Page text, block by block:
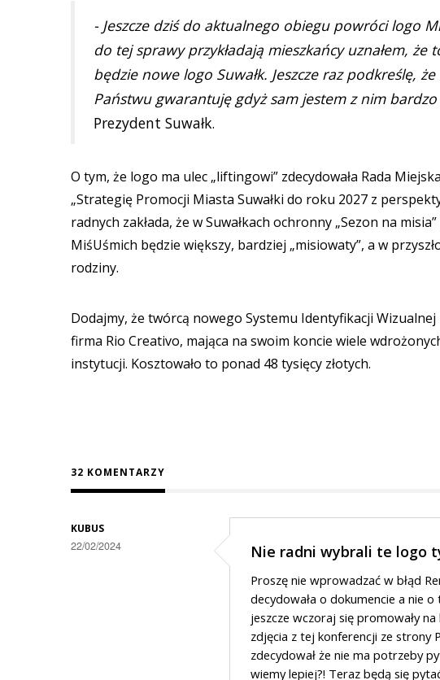
- Jeszcze dziś do aktualnego obiegu powróci logo
do tej sprawy przykładają mieszkańcy uznałem,
będzie nowe logo Suwałk. Jeszcze raz podkreślę,
Państwu gwarantuję gdyż sam jestem z nim bardzo
Prezydent Suwałk.
O tym, że logo ma ulec „liftingowi” zdecydowała Rada
„Strategię Promocji Miasta Suwałki do roku 2027 z
radnych zakłada, że w Suwałkach ochronny „Sezon na
MiśUśmich będzie większy, bardziej „misiowaty”, a w
rodziny.
Dodajmy, że twórcą nowego Systemu Identyfikacji Wizualnej
firma Rio Creativo, mająca na swoim koncie wiele
instytucji. Kosztowało to ponad 48 tysięcy złotych.
32 KOMENTARZY
KUBUS
22/02/2024 Nie radni wybrali te logo
Proszę nie wprowadzać w błąd
decydowała o dokumencie a nie
jeszcze wczoraj się promowały na
zdjęcia z tej konferencji ze strony
zdecydował że nie ma potrzeby
wiemy lepiej?! Teraz będą się